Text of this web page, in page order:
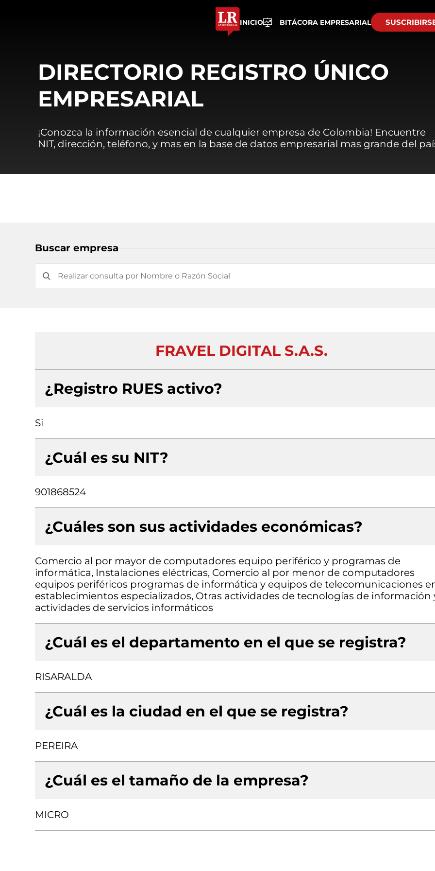
INICIO BITÁCORA EMPRESARIAL
DIRECTORIO REGISTRO ÚNICO
EMPRESARIAL
¡Conozca la información esencial de cualquier empresa de Colombia! Encuentre
NIT, dirección, teléfono, y mas en la base de datos empresarial mas grande del
Buscar empresa
FRAVEL DIGITAL S.A.S.
¿Registro RUES activo?
Si
¿Cuál es su NIT?
901868524
¿Cuáles son sus actividades económicas?
Comercio al por mayor de computadores equipo periférico y programas de
informática, Instalaciones eléctricas, Comercio al por menor de computadores
equipos periféricos programas de informática y equipos de telecomunicaciones
establecimientos especializados, Otras actividades de tecnologías de información
actividades de servicios informáticos
¿Cuál es el departamento en el que se registra?
RISARALDA
¿Cuál es la ciudad en el que se registra?
PEREIRA
¿Cuál es el tamaño de la empresa?
MICRO